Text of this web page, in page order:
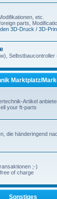
etc.
parts,
3D-Druck / 3D-
Selbstbaucontroller
Marktplatz/
Artikel
your ft-parts
die händeringend
;-)
of charge
Sonstiges